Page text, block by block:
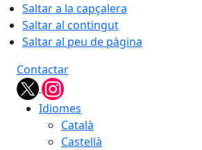
Saltar a la capçalera
Saltar al contingut
Saltar al peu de pàgina
Contactar
Idiomes
Català
Castellà